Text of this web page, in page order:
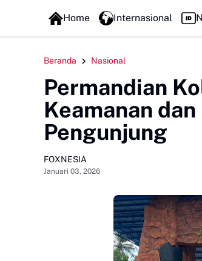
FOXLINE NEWS
Home Internasional
Beranda Nasional
Permandian
Keamanan
Pengunjung
FOXNESIA
Januari 03, 2026